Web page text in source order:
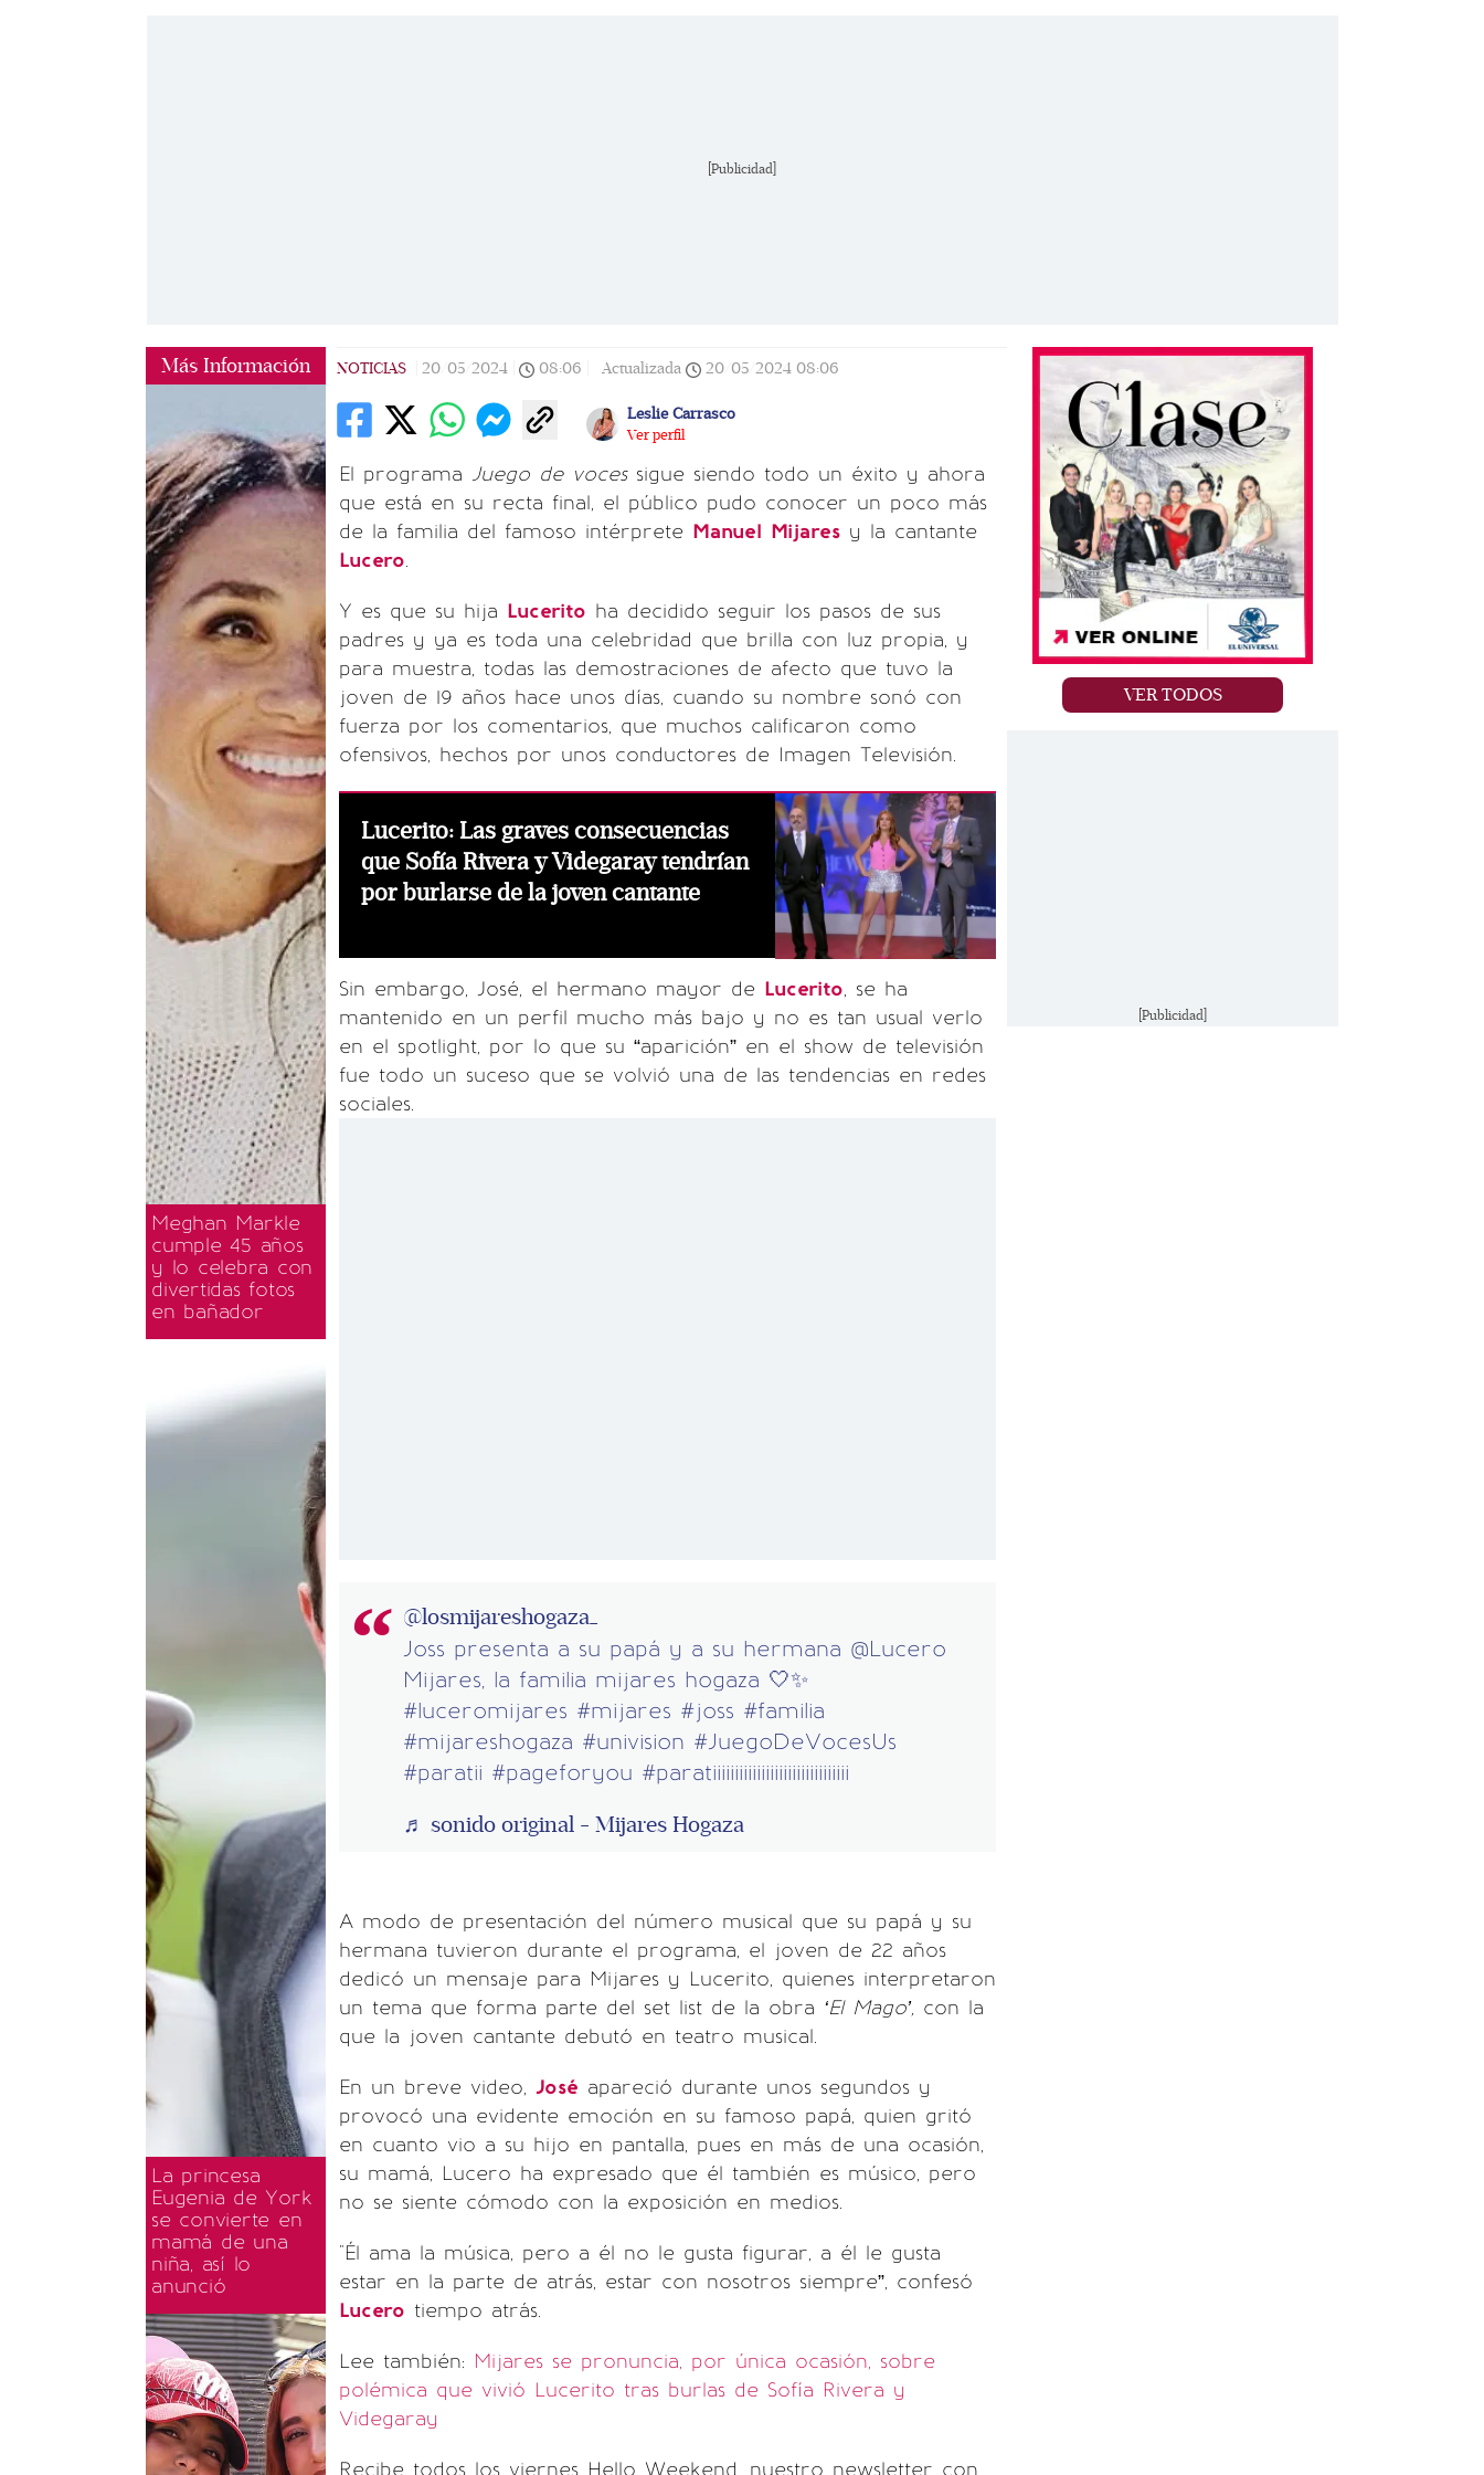
[Publicidad]
Más Información
Meghan Markle
cumple 45 años
y lo celebra con
divertidas fotos
en bañador
La princesa
Eugenia de York
se convierte en
mamá de una
niña, así lo
anunció
NOTICIAS 20/05/2024 08:06 Actualizada 20/05/2024 08:06
Leslie Carrasco
Ver perfil
El programa Juego de vocessigue siendo todo un éxito y ahora
que está en su recta final, el público pudo conocer un poco más
de la familia del famoso intérprete Manuel Mijares y la cantante
Lucero.
Y es que su hija Lucerito ha decidido seguir los pasos de sus
padres y ya es toda una celebridad que brilla con luz propia, y
para muestra, todas las demostraciones de afecto que tuvo la
joven de 19 años hace unos días, cuando su nombre sonó con
fuerza por los comentarios, que muchos calificaron como
ofensivos, hechos por unos conductores de Imagen Televisión.
Lucerito: Las graves consecuencias
que Sofía Rivera y Videgaray tendrían
por burlarse de la joven cantante
Sin embargo, José, el hermano mayor de Lucerito, se ha
mantenido en un perfil mucho más bajo y no es tan usual verlo
en el spotlight, por lo que su “aparición” en el show de televisión
fue todo un suceso que se volvió una de las tendencias en redes
sociales.
@losmijareshogaza_
Joss presenta a su papá y a su hermana @Lucero
Mijares, la familia mijares hogaza 🤍✨
#luceromijares #mijares #joss #familia
#mijareshogaza #univision #JuegoDeVocesUs
#paratii #pageforyou #paratiiiiiiiiiiiiiiiiiiiiiiiiiiiiiii
♬ sonido original - Mijares Hogaza
A modo de presentación del número musical que su papá y su
hermana tuvieron durante el programa, el joven de 22 años
dedicó un mensaje para Mijares y Lucerito, quienes interpretaron
un tema que forma parte del set list de la obra ‘El Mago’, con la
que la joven cantante debutó en teatro musical.
En un breve video, José apareció durante unos segundos y
provocó una evidente emoción en su famoso papá, quien gritó
en cuanto vio a su hijo en pantalla, pues en más de una ocasión,
su mamá, Lucero ha expresado que él también es músico, pero
no se siente cómodo con la exposición en medios.
"Él ama la música, pero a él no le gusta figurar, a él le gusta
estar en la parte de atrás, estar con nosotros siempre”, confesó
Lucero tiempo atrás.
Lee también: Mijares se pronuncia, por única ocasión, sobre
polémica que vivió Lucerito tras burlas de Sofía Rivera y
Videgaray
Recibe todos los viernes Hello Weekend, nuestro newsletter con
VER TODOS
[Publicidad]